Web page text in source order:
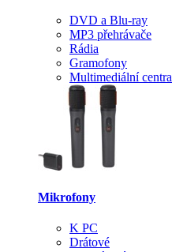
DVD a Blu-ray
MP3 přehrávače
Rádia
Gramofony
Multimediální centra
Mikrofony
K PC
Drátové